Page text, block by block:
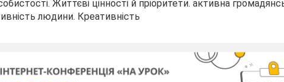
Життєві цінності й пріоритети. активна
людини. Креативність